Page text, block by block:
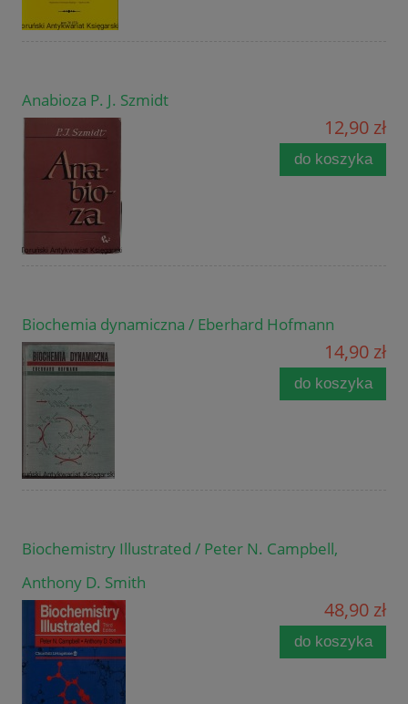
Anabioza P. J. Szmidt
12,90 zł
do koszyka
Biochemia dynamiczna / Eberhard Hofmann
14,90 zł
do koszyka
Biochemistry Illustrated / Peter N. Campbell,
Anthony D. Smith
48,90 zł
do koszyka